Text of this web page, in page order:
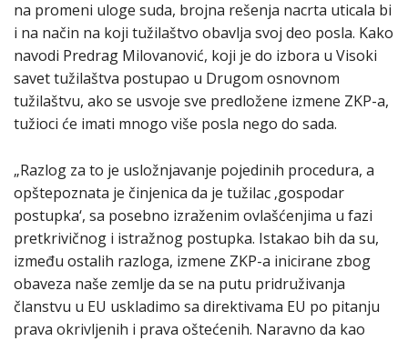
na promeni uloge suda, brojna rešenja nacrta uticala bi
i na način na koji tužilaštvo obavlja svoj deo posla. Kako
navodi Predrag Milovanović, koji je do izbora u Visoki
savet tužilaštva postupao u Drugom osnovnom
tužilaštvu, ako se usvoje sve predložene izmene ZKP-a,
tužioci će imati mnogo više posla nego do sada.
„Razlog za to je usložnjavanje pojedinih procedura, a
opštepoznata je činjenica da je tužilac ‚gospodar
postupka‘, sa posebno izraženim ovlašćenjima u fazi
pretkrivičnog i istražnog postupka. Istakao bih da su,
između ostalih razloga, izmene ZKP-a inicirane zbog
obaveza naše zemlje da se na putu pridruživanja
članstvu u EU uskladimo sa direktivama EU po pitanju
prava okrivljenih i prava oštećenih. Naravno da kao